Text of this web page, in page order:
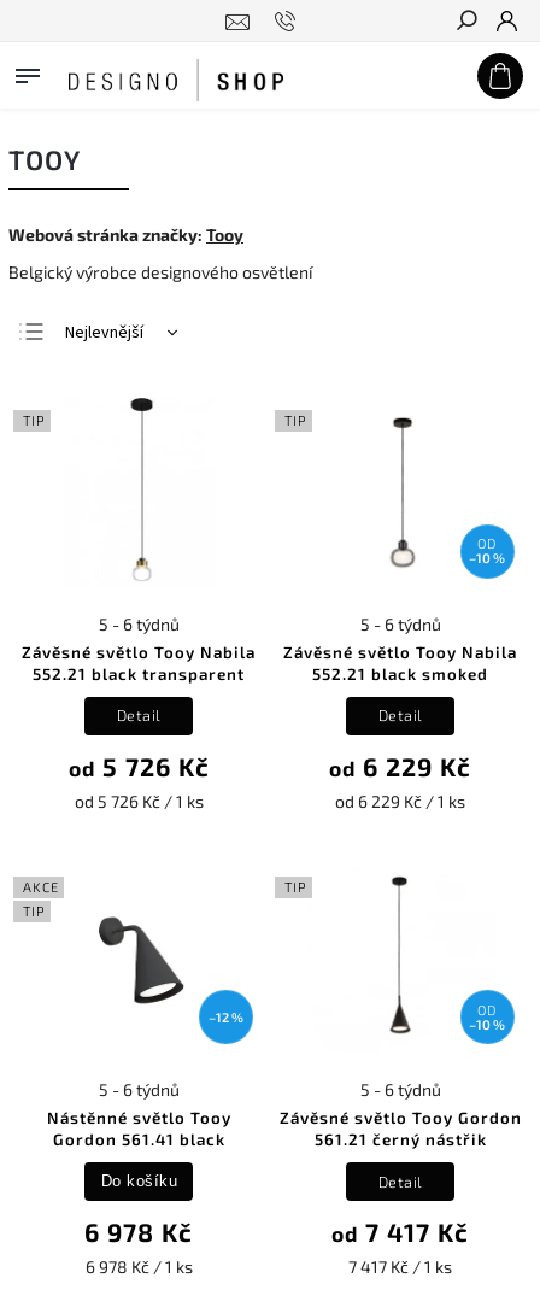
Hledat
TOOY
Webová stránka značky: Tooy
Belgický výrobce designového osvětlení
Nejlevnější
Nejprodávanější
TIP
Závěsné světlo Tooy Nabila
552.21 black transparent
5 - 6 týdnů
od 5 726 Kč
od 5 726 Kč / 1 ks
Detail
TIP
OD
–10 %
Závěsné světlo Tooy Nabila
552.21 black smoked
5 - 6 týdnů
od 6 229 Kč
od 6 229 Kč / 1 ks
Detail
AKCE
TIP
–12 %
Nástěnné světlo Tooy
Gordon 561.41 black
5 - 6 týdnů
6 978 Kč
6 978 Kč / 1 ks
Do košíku
TIP
OD
–10 %
Závěsné světlo Tooy Gordon
561.21 černý nástřik
5 - 6 týdnů
od 7 417 Kč
7 417 Kč / 1 ks
Detail